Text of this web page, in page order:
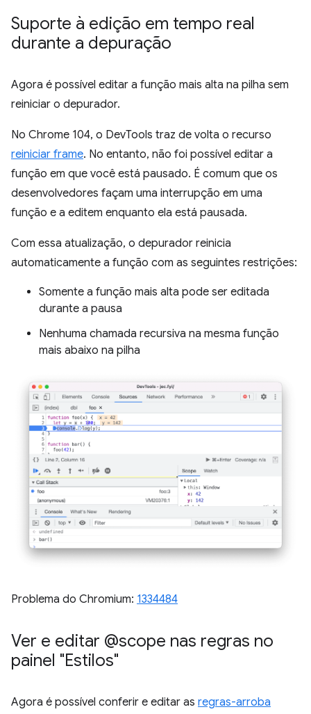
Suporte à edição em tempo real
durante a depuração
Agora é possível editar a função mais alta na pilha sem
reiniciar o depurador.
No Chrome 104, o DevTools traz de volta o recurso
reiniciar frame. No entanto, não foi possível editar a
função em que você está pausado. É comum que os
desenvolvedores façam uma interrupção em uma
função e a editem enquanto ela está pausada.
Com essa atualização, o depurador reinicia
automaticamente a função com as seguintes restrições:
Somente a função mais alta pode ser editada
durante a pausa
Nenhuma chamada recursiva na mesma função
mais abaixo na pilha
Problema do Chromium: 1334484
Ver e editar @scope nas regras no
painel "Estilos"
Agora é possível conferir e editar as regras-arroba